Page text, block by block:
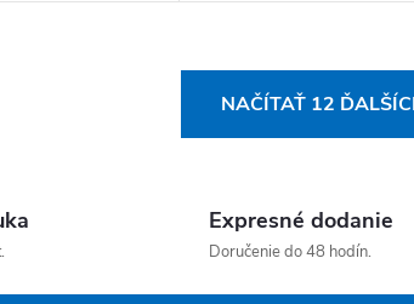
prvky výpisuNAČÍTAŤ 12
Expresné dodanie
Doručenie do 48 hodín.